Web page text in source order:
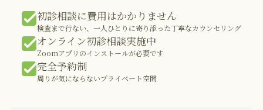
初診相談に費用はかかりません
検査まで行ない、一人ひとりに寄り添った丁寧なカウンセリング
オンライン初診相談実施中
Zoomアプリのインストールが必要です
完全予約制
周りが気にならないプライベート空間